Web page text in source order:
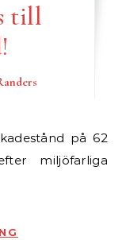
till
miljöfarliga